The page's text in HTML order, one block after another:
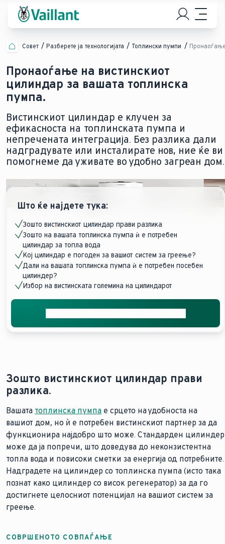
Совет Разберете ја технологијата Топлински пумпи
Пронаоѓање на вистинскиот
цилиндар за вашата топлинска
пумпа.
Вистинскиот цилиндар е клучен за
ефикасноста на топлинската пумпа и
непречената интеграција. Без разлика дали
надградувате или инсталирате нов, ние ќе ви
помогнеме да уживате во удобно загреан дом.
Што ќе најдете тука:
Зошто вистинскиот цилиндар прави разлика
Зошто на вашата топлинска пумпа ѝ е потребен
цилиндар за топла вода
Кој цилиндар е погоден за вашиот систем за греење?
Дали на вашата топлинска пумпа ѝ е потребен посебен
цилиндер?
Избор на вистинската големина на цилиндарот
Зошто вистинскиот цилиндар прави
разлика.
Вашата топлинска пумпа е срцето на удобноста на
вашиот дом, но ѝ е потребен вистинскиот партнер за да
функционира најдобро што може. Стандарден цилиндер
може да ја попречи, што доведува до неконзистентна
топла вода и повисоки сметки за енергија од потребните.
Надградете на цилиндер со топлинска пумпа (исто така
познат како цилиндер со висок регенератор) за да го
достигнете целосниот потенцијал на вашиот систем за
греење.
СОВРШЕНОТО СОВПАЃАЊЕ